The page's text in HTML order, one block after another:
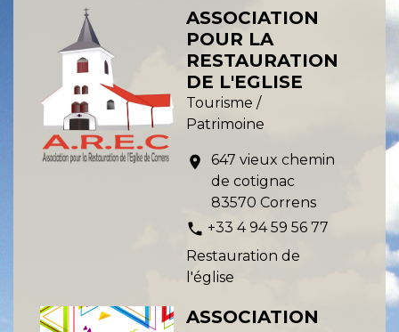
ASSOCIATION
POUR LA
RESTAURATION
DE L'EGLISE
Tourisme /
Patrimoine
location_on
647 vieux chemin
de cotignac
83570 Correns
phone +33 4 94 59 56 77
Restauration de
l'église
ASSOCIATION